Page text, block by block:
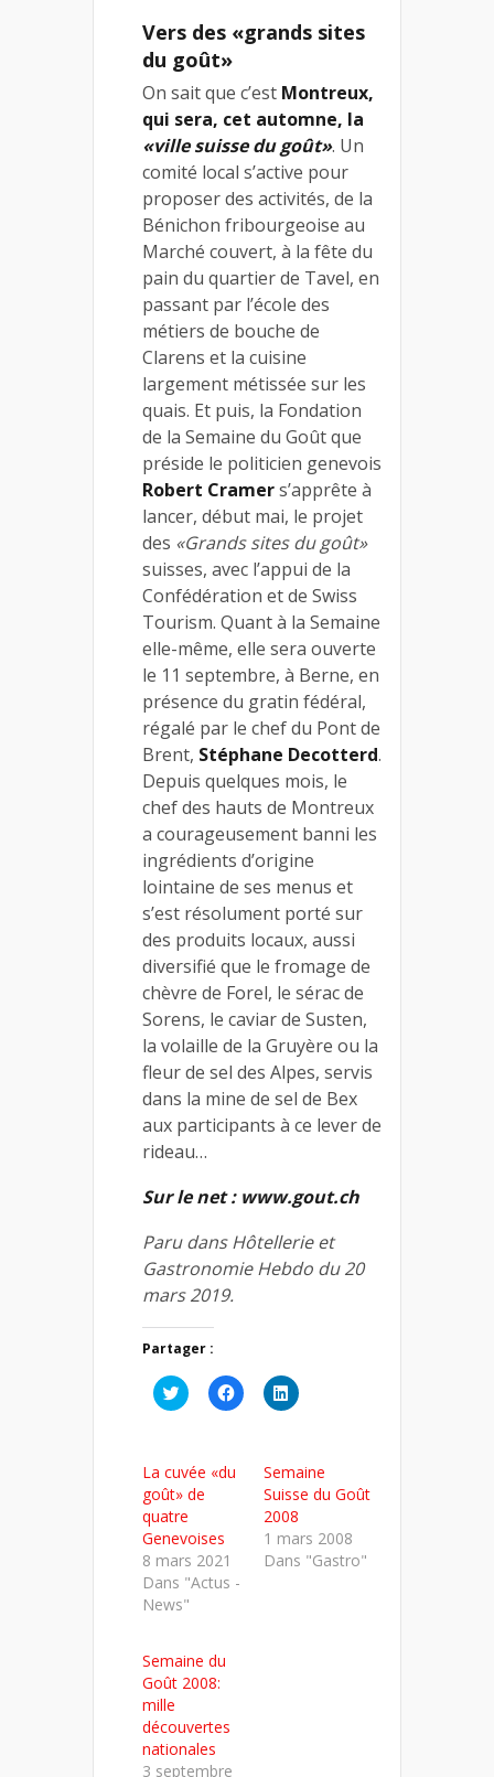
Vers des «grands sites
du goût»
On sait que c’est Montreux,
qui sera, cet automne, la
«ville suisse du goût». Un
comité local s’active pour
proposer des activités, de la
Bénichon fribourgeoise au
Marché couvert, à la fête du
pain du quartier de Tavel, en
passant par l’école des
métiers de bouche de
Clarens et la cuisine
largement métissée sur les
quais. Et puis, la Fondation
de la Semaine du Goût que
préside le politicien genevois
Robert Cramers’apprête à
lancer, début mai, le projet
des «Grands sites du goût»
suisses, avec l’appui de la
Confédération et de Swiss
Tourism. Quant à la Semaine
elle-même, elle sera ouverte
le 11 septembre, à Berne, en
présence du gratin fédéral,
régalé par le chef du Pont de
Brent, Stéphane Decotterd.
Depuis quelques mois, le
chef des hauts de Montreux
a courageusement banni les
ingrédients d’origine
lointaine de ses menus et
s’est résolument porté sur
des produits locaux, aussi
diversifié que le fromage de
chèvre de Forel, le sérac de
Sorens, le caviar de Susten,
la volaille de la Gruyère ou la
fleur de sel des Alpes, servis
dans la mine de sel de Bex
aux participants à ce lever de
rideau…
Sur le net : www.gout.ch
Paru dans Hôtellerie et
Gastronomie Hebdo du 20
mars 2019.
Partager :
Cliquez
pour
dans
une
nouvelle
fenêtre)
Cliquez
pour
nouvelle
fenêtre)
Cliquez
pour
une
nouvelle
fenêtre)
La cuvée «du
goût» de
quatre
Genevoises
8 mars 2021
Dans "Actus -
News"
Semaine
Suisse du Goût
2008
1 mars 2008
Dans "Gastro"
Semaine du
Goût 2008:
mille
découvertes
nationales
3 septembre